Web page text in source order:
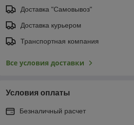
Доставка "Самовывоз"
Доставка курьером
Транспортная компания
Все условия доставки
Условия оплаты
Безналичный расчет